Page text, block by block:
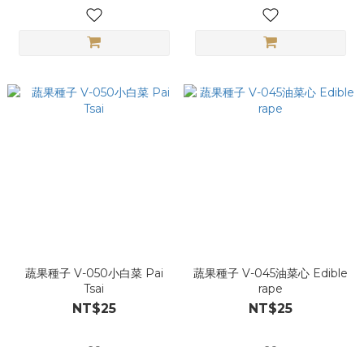
蔬果種子 V-050小白菜 Pai
Tsai
NT$25
蔬果種子 V-045油菜心 Edible
rape
NT$25